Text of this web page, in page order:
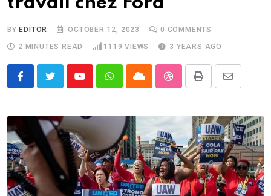
BYEDITOR OCTOBER 12, 2023 0 COMMENTS
2 MINUTES READ
1119 VIEWS 3 YEARS AGO
YoutubeWhatsappCloud StumbleUpon
Print
Share
Email